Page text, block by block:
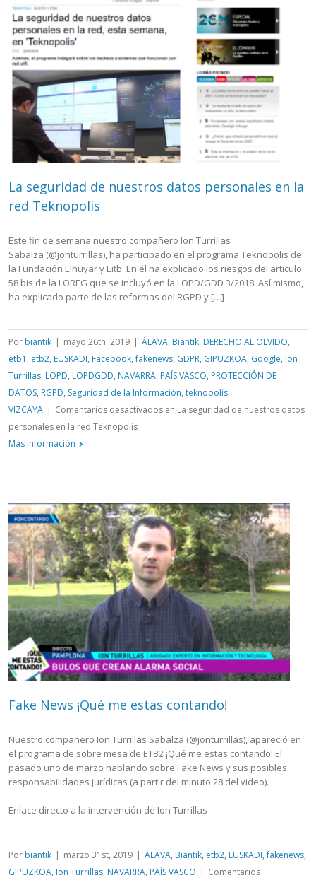
La seguridad de nuestros datos personales en la
red Teknopolis
Este fin de semana nuestro compañero Ion Turrillas
Sabalza (@jonturrillas), ha participado en el programa Teknopolis de
la Fundación Elhuyar y Eitb. En él ha explicado los riesgos del artículo
58 bis de la LOREG que se incluyó en la LOPD/GDD 3/2018. Así mismo,
ha explicado parte de las reformas del RGPD y […]
Por biantik | mayo 26th, 2019 | ÁLAVA, Biantik, DERECHO AL OLVIDO,
etb1 , etb2, EUSKADI, Facebook,fakenews, GDPR, GIPUZKOA, Google, Ion
Turrillas, LOPD, LOPDGDD, NAVARRA, PAÍS VASCO, PROTECCIÓN DE
DATOS, RGPD, Seguridad de la Información, teknopolis,
VIZCAYA | Comentarios desactivados en La seguridad de nuestros datos
personales en la red Teknopolis
Más información
Fake News ¡Qué me estas contando!
Nuestro compañero Ion Turrillas Sabalza (@jonturrillas), apareció en
el programa de sobre mesa de ETB2 ¡Qué me estas contando! El
pasado uno de marzo hablando sobre Fake News y sus posibles
responsabilidades jurídicas (a partir del minuto 28 del video).
Enlace directo a la intervención de Ion Turrillas
Por biantik | marzo 31st, 2019 | ÁLAVA, Biantik, etb2, EUSKADI,fakenews,
GIPUZKOA, Ion Turrillas, NAVARRA, PAÍS VASCO | Comentarios